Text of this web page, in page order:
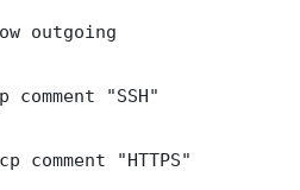
outgoing
"SSH"
comment "HTTPS"